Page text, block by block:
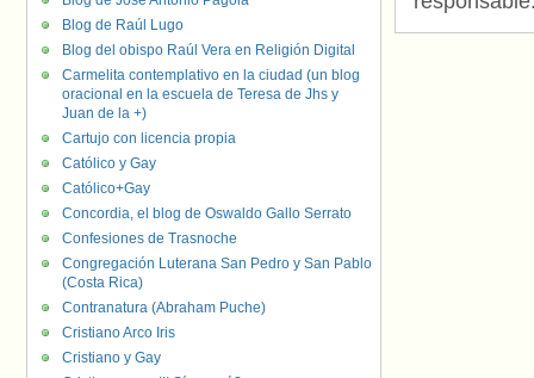
Blog de Raúl Lugo
Blog del obispo Raúl Vera en Religión Digital
Carmelita contemplativo en la ciudad (un blog
oracional en la escuela de Teresa de Jhs y
Juan de la +)
Cartujo con licencia propia
Católico y Gay
Católico+Gay
Concordia, el blog de Oswaldo Gallo Serrato
Confesiones de Trasnoche
Congregación Luterana San Pedro y San Pablo
(Costa Rica)
Contranatura (Abraham Puche)
Cristiano Arco Iris
Cristiano y Gay